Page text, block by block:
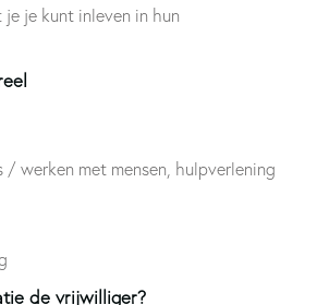
je kunt inleven in hun
/ werken met mensen, hulpverlening
de vrijwilliger?